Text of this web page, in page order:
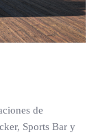
de
Sports Bar y